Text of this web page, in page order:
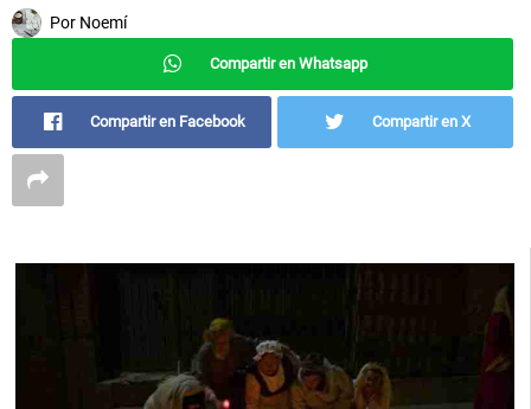
Por Noemí
Compartir en Whatsapp
Compartir en Facebook Compartir en X